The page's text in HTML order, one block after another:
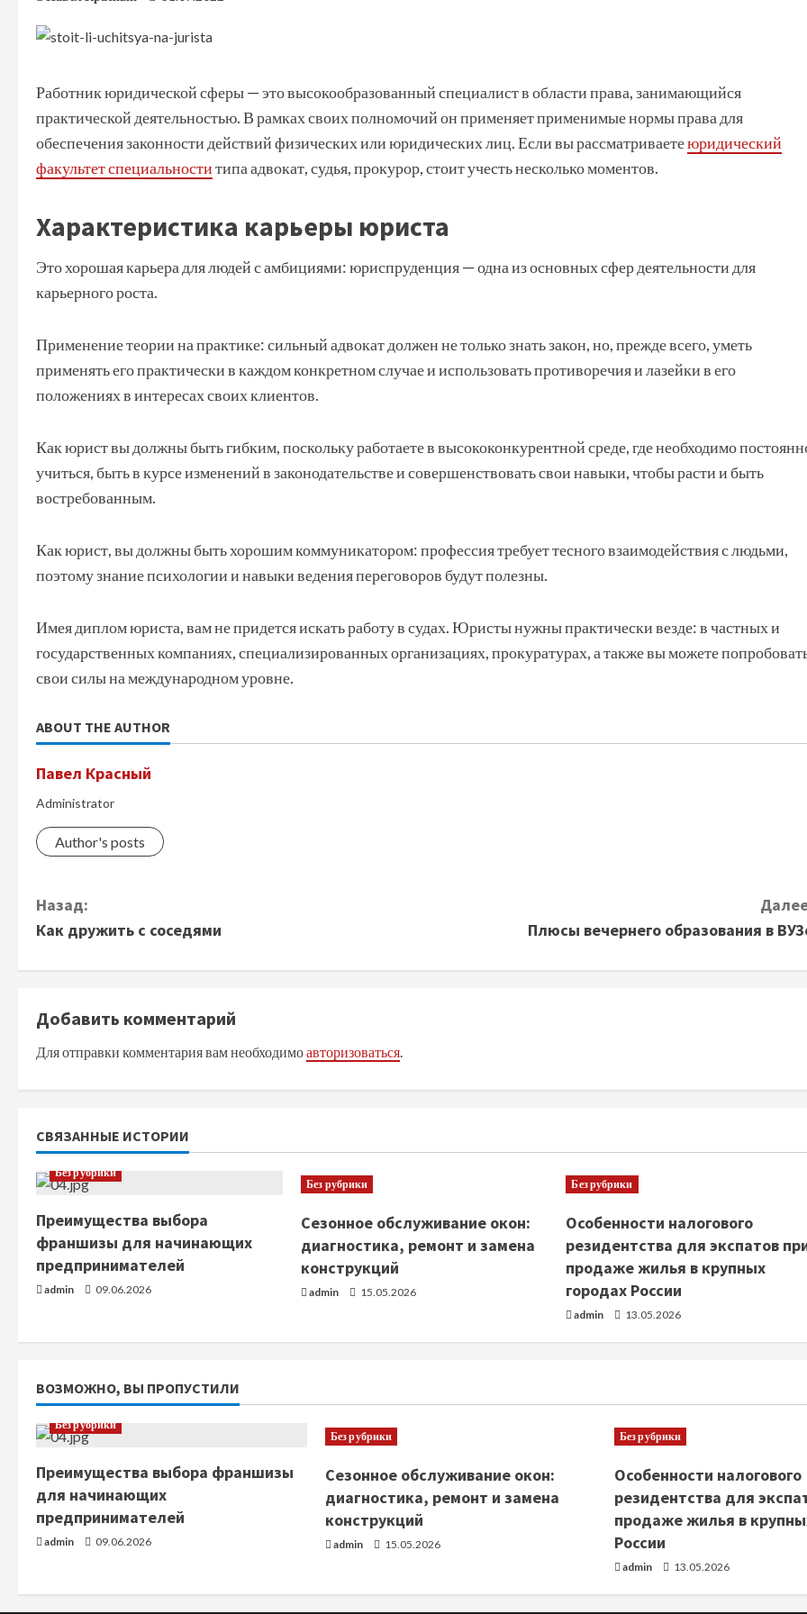
Работник юридической сферы — это высокообразованный специалист в области права, занимающийся
практической деятельностью. В рамках своих полномочий он применяет применимые нормы права для
обеспечения законности действий физических или юридических лиц. Если вы рассматриваетеюридический
факультет специальноститипа адвокат, судья, прокурор, стоит учесть несколько моментов.
Характеристика карьеры юриста
Это хорошая карьера для людей с амбициями: юриспруденция — одна из основных сфер деятельности для
карьерного роста.
Применение теории на практике: сильный адвокат должен не только знать закон, но, прежде всего, уметь
применять его практически в каждом конкретном случае и использовать противоречия и лазейки в его
положениях в интересах своих клиентов.
Как юрист вы должны быть гибким, поскольку работаете в высококонкурентной среде, где необходимо
учиться, быть в курсе изменений в законодательстве и совершенствовать свои навыки, чтобы расти и быть
востребованным.
Как юрист, вы должны быть хорошим коммуникатором: профессия требует тесного взаимодействия с людьми,
поэтому знание психологии и навыки ведения переговоров будут полезны.
Имея диплом юриста, вам не придется искать работу в судах. Юристы нужны практически везде: в частных и
государственных компаниях, специализированных организациях, прокуратурах, а также вы можете
свои силы на международном уровне.
ABOUT THE AUTHOR
Павел Красный
Administrator
Author's posts
П
д
о
л
ж
и
т
ь
ч
н
и
е
Назад:
Как дружить с соседями
Плюсы вечернего образования в
Добавить комментарий
Для отправки комментария вам необходимоавторизоваться.
СВЯЗАННЫЕ ИСТОРИИ
Без рубрики
Преимущества выбора
франшизы для начинающих
предпринимателей
admin 09.06.2026
Без рубрики
Сезонное обслуживание окон:
диагностика, ремонт и замена
конструкций
admin 15.05.2026
Без рубрики
Особенности налогового
резидентства для экспатов
продаже жилья в крупных
городах России
admin 13.05.2026
ВОЗМОЖНО, ВЫ ПРОПУСТИЛИ
Без рубрики
Преимущества выбора франшизы
для начинающих
предпринимателей
admin 09.06.2026
Без рубрики
Сезонное обслуживание окон:
диагностика, ремонт и замена
конструкций
admin 15.05.2026
Без рубрики
Особенности налогового
резидентства для
продаже жилья в
России
admin 13.05.2026